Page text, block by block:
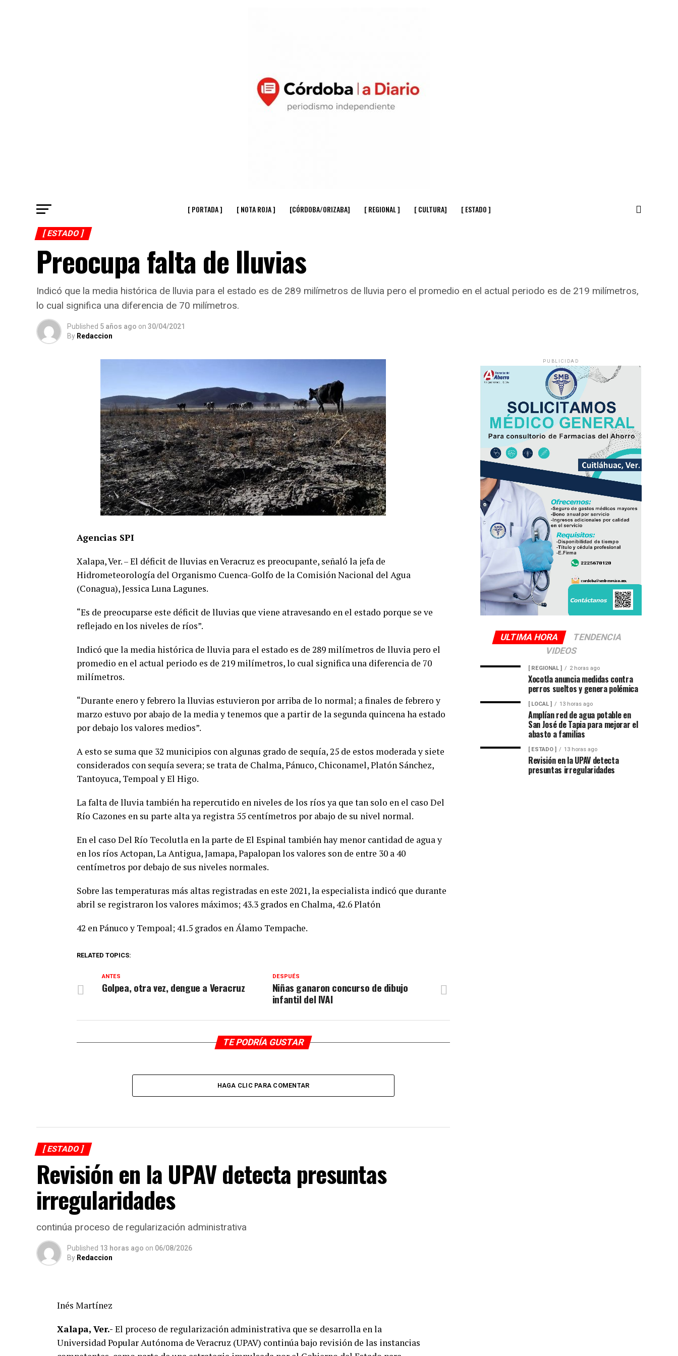
[ PORTADA ] [ NOTA ROJA ] [CÓRDOBA/ORIZABA] [ REGIONAL ] [ CULTURA] [ ESTADO ]
[ ESTADO ]
Preocupa falta de lluvias
Indicó que la media histórica de lluvia para el estado es de 289 milímetros de lluvia pero el promedio en el actual periodo es de 219 milímetros,
lo cual significa una diferencia de 70 milímetros.
Published 5 años ago on 30/04/2021
By Redaccion
Agencias SPI
Xalapa, Ver. – El déficit de lluvias en Veracruz es preocupante, señaló la jefa de
Hidrometeorología del Organismo Cuenca-Golfo de la Comisión Nacional del Agua
(Conagua), Jessica Luna Lagunes.
“Es de preocuparse este déficit de lluvias que viene atravesando en el estado porque se ve
reflejado en los niveles de ríos”.
Indicó que la media histórica de lluvia para el estado es de 289 milímetros de lluvia pero el
promedio en el actual periodo es de 219 milímetros, lo cual significa una diferencia de 70
milímetros.
“Durante enero y febrero la lluvias estuvieron por arriba de lo normal; a finales de febrero y
marzo estuvo por abajo de la media y tenemos que a partir de la segunda quincena ha estado
por debajo los valores medios”.
A esto se suma que 32 municipios con algunas grado de sequía, 25 de estos moderada y siete
considerados con sequía severa; se trata de Chalma, Pánuco, Chiconamel, Platón Sánchez,
Tantoyuca, Tempoal y El Higo.
La falta de lluvia también ha repercutido en niveles de los ríos ya que tan solo en el caso Del
Río Cazones en su parte alta ya registra 55 centímetros por abajo de su nivel normal.
En el caso Del Río Tecolutla en la parte de El Espinal también hay menor cantidad de agua y
en los ríos Actopan, La Antigua, Jamapa, Papalopan los valores son de entre 30 a 40
centímetros por debajo de sus niveles normales.
Sobre las temperaturas más altas registradas en este 2021, la especialista indicó que durante
abril se registraron los valores máximos; 43.3 grados en Chalma, 42.6 Platón
42 en Pánuco y Tempoal; 41.5 grados en Álamo Tempache.
RELATED TOPICS:
DESPUÉS
Niñas ganaron concurso de dibujo
infantil del IVAI
ANTES
Golpea, otra vez, dengue a Veracruz
TE PODRÍA GUSTAR
HAGA CLIC PARA COMENTAR
[ ESTADO ]
Revisión en la UPAV detecta presuntas
irregularidades
continúa proceso de regularización administrativa
Published 13 horas ago on 06/08/2026
By Redaccion
Inés Martínez
Xalapa, Ver.- El proceso de regularización administrativa que se desarrolla en la
Universidad Popular Autónoma de Veracruz (UPAV) continúa bajo revisión de las instancias
PUBLICIDAD
ULTIMA HORA
TENDENCIA
VIDEOS
[ REGIONAL ] 2 horas ago
Xocotla anuncia medidas contra
perros sueltos y genera polémica
[ LOCAL ] 13 horas ago
Amplían red de agua potable en
San José de Tapia para mejorar el
abasto a familias
[ ESTADO ] 13 horas ago
Revisión en la UPAV detecta
presuntas irregularidades